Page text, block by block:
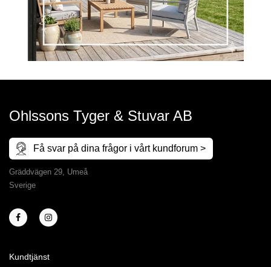
Ohlssons Tyger & Stuvar AB
Få svar på dina frågor i vårt kundforum >
Gräddvägen 29, Umeå
Sverige
Kundtjänst